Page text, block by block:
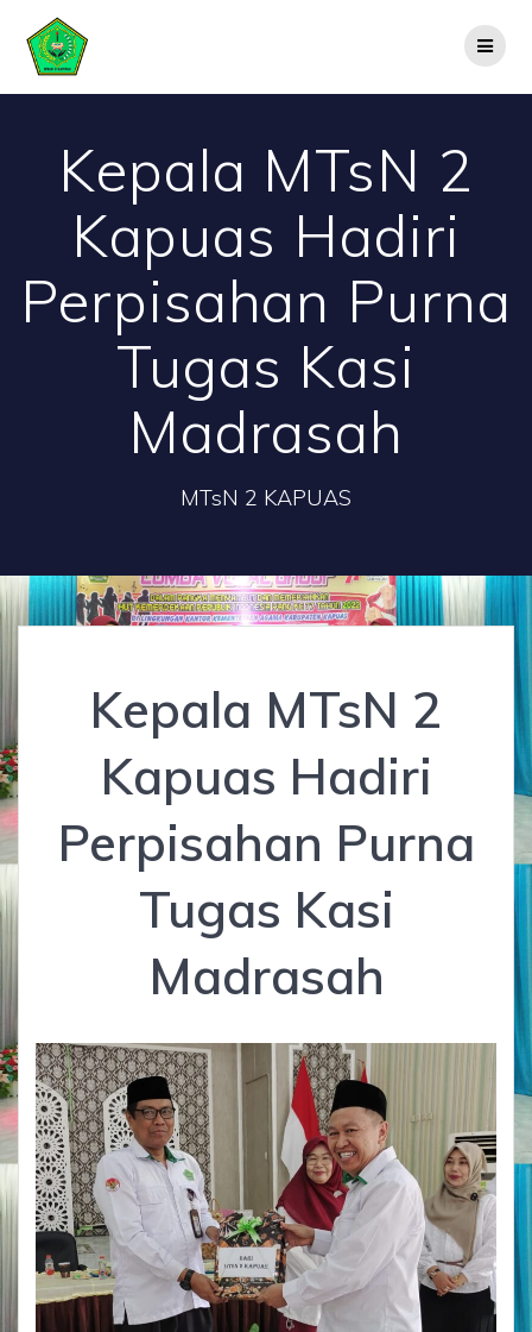
Kepala MTsN 2
Kapuas Hadiri
Perpisahan Purna
Tugas Kasi
Madrasah
MTsN 2 KAPUAS
Kepala MTsN 2
Kapuas Hadiri
Perpisahan Purna
Tugas Kasi
Madrasah